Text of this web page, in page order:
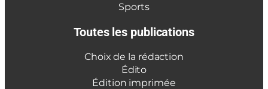
Sports
Toutes les publications
Choix de la rédaction
Édito
Édition imprimée